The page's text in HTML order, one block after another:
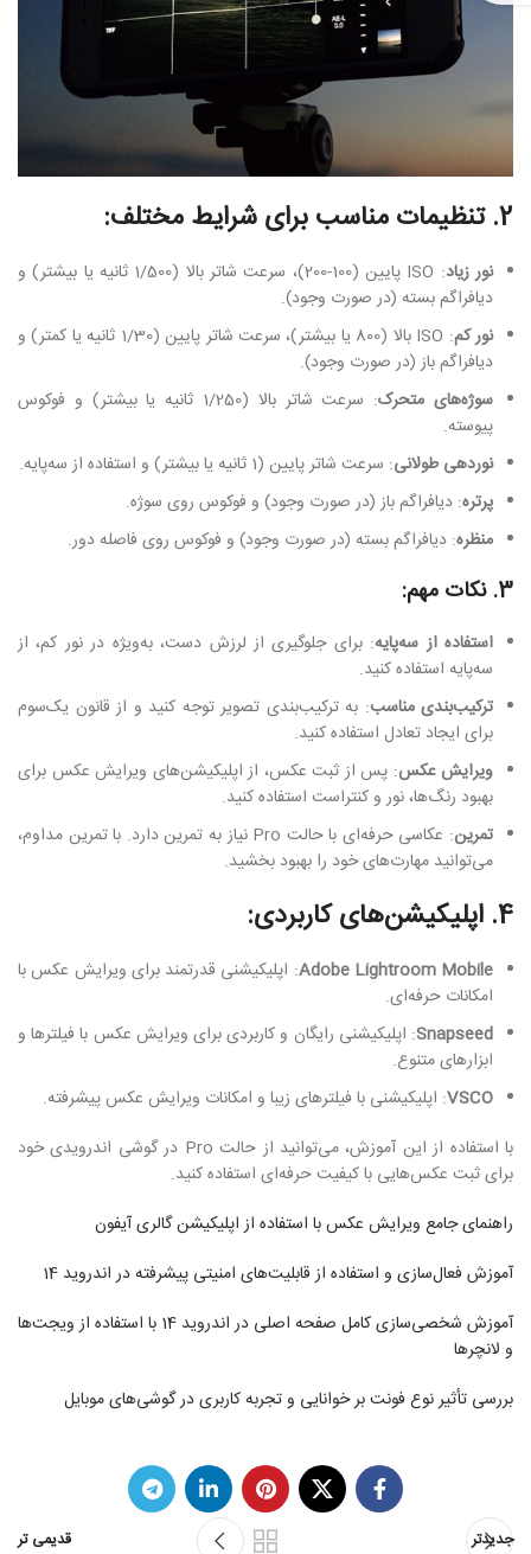
2. تنظیمات مناسب برای شرایط مختلف:
نور زیاد
: ISO پایین (100-200)، سرعت شاتر بالا (1/500 ثانیه یا بیشتر) و
دیافراگم بسته (در صورت وجود).
نور کم
: ISO بالا (800 یا بیشتر)، سرعت شاتر پایین (1/30 ثانیه یا کمتر) و
دیافراگم باز (در صورت وجود).
سوژه‌های متحرک
: سرعت شاتر بالا (1/250 ثانیه یا بیشتر) و فوکوس
پیوسته.
نوردهی طولانی: سرعت شاتر پایین (1 ثانیه یا بیشتر) و استفاده از سه‌پایه.
پرتره: دیافراگم باز (در صورت وجود) و فوکوس روی سوژه.
منظره: دیافراگم بسته (در صورت وجود) و فوکوس روی فاصله دور.
3. نکات مهم:
استفاده از سه‌پایه: برای جلوگیری از لرزش دست، به‌ویژه در نور کم، از
سه‌پایه استفاده کنید.
ترکیب‌بندی مناسب: به ترکیب‌بندی تصویر توجه کنید و از قانون یک‌سوم
برای ایجاد تعادل استفاده کنید.
ویرایش عکس: پس از ثبت عکس، از اپلیکیشن‌های ویرایش عکس برای
بهبود رنگ‌ها، نور و کنتراست استفاده کنید.
تمرین
: عکاسی حرفه‌ای با حالت Pro نیاز به تمرین دارد. با تمرین مداوم،
می‌توانید مهارت‌های خود را بهبود بخشید.
4. اپلیکیشن‌های کاربردی:
Adobe Lightroom Mobile: اپلیکیشنی قدرتمند برای ویرایش عکس با
امکانات حرفه‌ای.
Snapseed: اپلیکیشنی رایگان و کاربردی برای ویرایش عکس با فیلترها و
ابزارهای متنوع.
VSCO: اپلیکیشنی با فیلترهای زیبا و امکانات ویرایش عکس پیشرفته.
با استفاده از این آموزش، می‌توانید از حالت Pro در گوشی اندرویدی خود
برای ثبت عکس‌هایی با کیفیت حرفه‌ای استفاده کنید.
راهنمای جامع ویرایش عکس با استفاده از اپلیکیشن گالری آیفون
آموزش فعال‌سازی و استفاده از قابلیت‌های امنیتی پیشرفته در اندروید 14
آموزش شخصی‌سازی کامل صفحه اصلی در اندروید 14 با استفاده از ویجت‌ها
و لانچرها
بررسی تأثیر نوع فونت بر خوانایی و تجربه کاربری در گوشی‌های موبایل
جدیدتر قدیمی تر